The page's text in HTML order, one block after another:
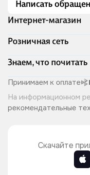
Написать
Интернет-магазин
Акции
Доставка и оплата
Программа лояльности
Подарочные
Правила продажи
Политика
Розничная сеть
Адреса магазинов
Книжный Дозор
О компании
Читай-город для
Хотите у нас работать?
Знаем, что почитать
Скоро в продаже
Лучшие из лучших
Читай-журнал
Принимаем к оплате
На информационном
рекомендательные
Скачайте